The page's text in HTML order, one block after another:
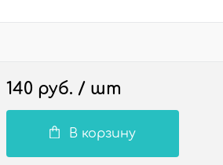
140 руб. / шт
В корзину